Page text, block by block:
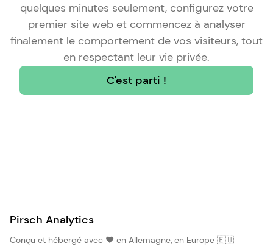
quelques minutes seulement, configurez votre
premier site web et commencez à analyser
finalement le comportement de vos visiteurs, tout
en respectant leur vie privée.
C'est parti !
Pirsch Analytics
Conçu et hébergé avec ❤️ en Allemagne, en Europe 🇪🇺